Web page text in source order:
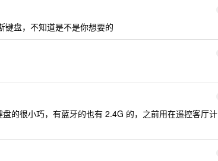
键盘，不知道是不是你想要的
的很小巧，有蓝牙的也有 2.4G 的，之前用在遥控客厅计